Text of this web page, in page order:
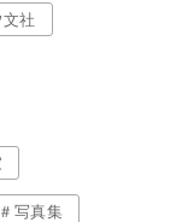
社
写真集